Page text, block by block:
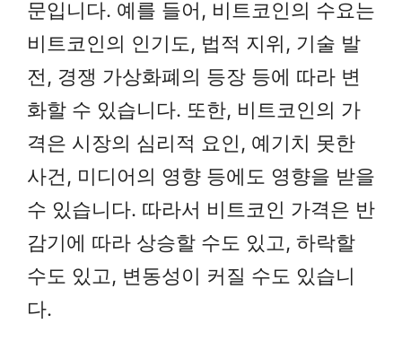
문입니다. 예를 들어, 비트코인의 수요는
비트코인의 인기도, 법적 지위, 기술 발
전, 경쟁 가상화폐의 등장 등에 따라 변
화할 수 있습니다. 또한, 비트코인의 가
격은 시장의 심리적 요인, 예기치 못한
사건, 미디어의 영향 등에도 영향을 받을
수 있습니다. 따라서 비트코인 가격은 반
감기에 따라 상승할 수도 있고, 하락할
수도 있고, 변동성이 커질 수도 있습니
다.